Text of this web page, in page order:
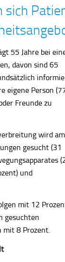
sich
55 Jahre bei
davon sind 65
eigene Person
Freunde zu
wird am
gesucht (31
und
mit 12
gesuchten
mit 8 Prozent.